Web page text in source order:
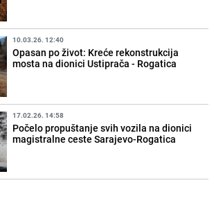
10.03.26. 12:40
Opasan po život: Kreće rekonstrukcija
mosta na dionici Ustiprača - Rogatica
17.02.26. 14:58
Počelo propuštanje svih vozila na dionici
magistralne ceste Sarajevo-Rogatica